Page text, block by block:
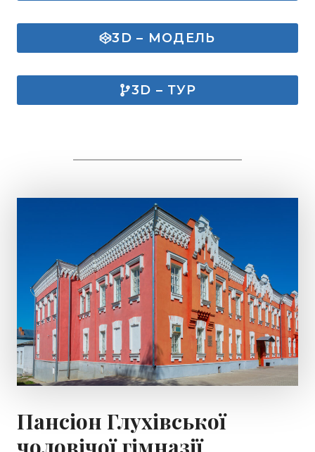
3D – МОДЕЛЬ
3D – ТУР
Пансіон Глухівської
чоловічої гімназії